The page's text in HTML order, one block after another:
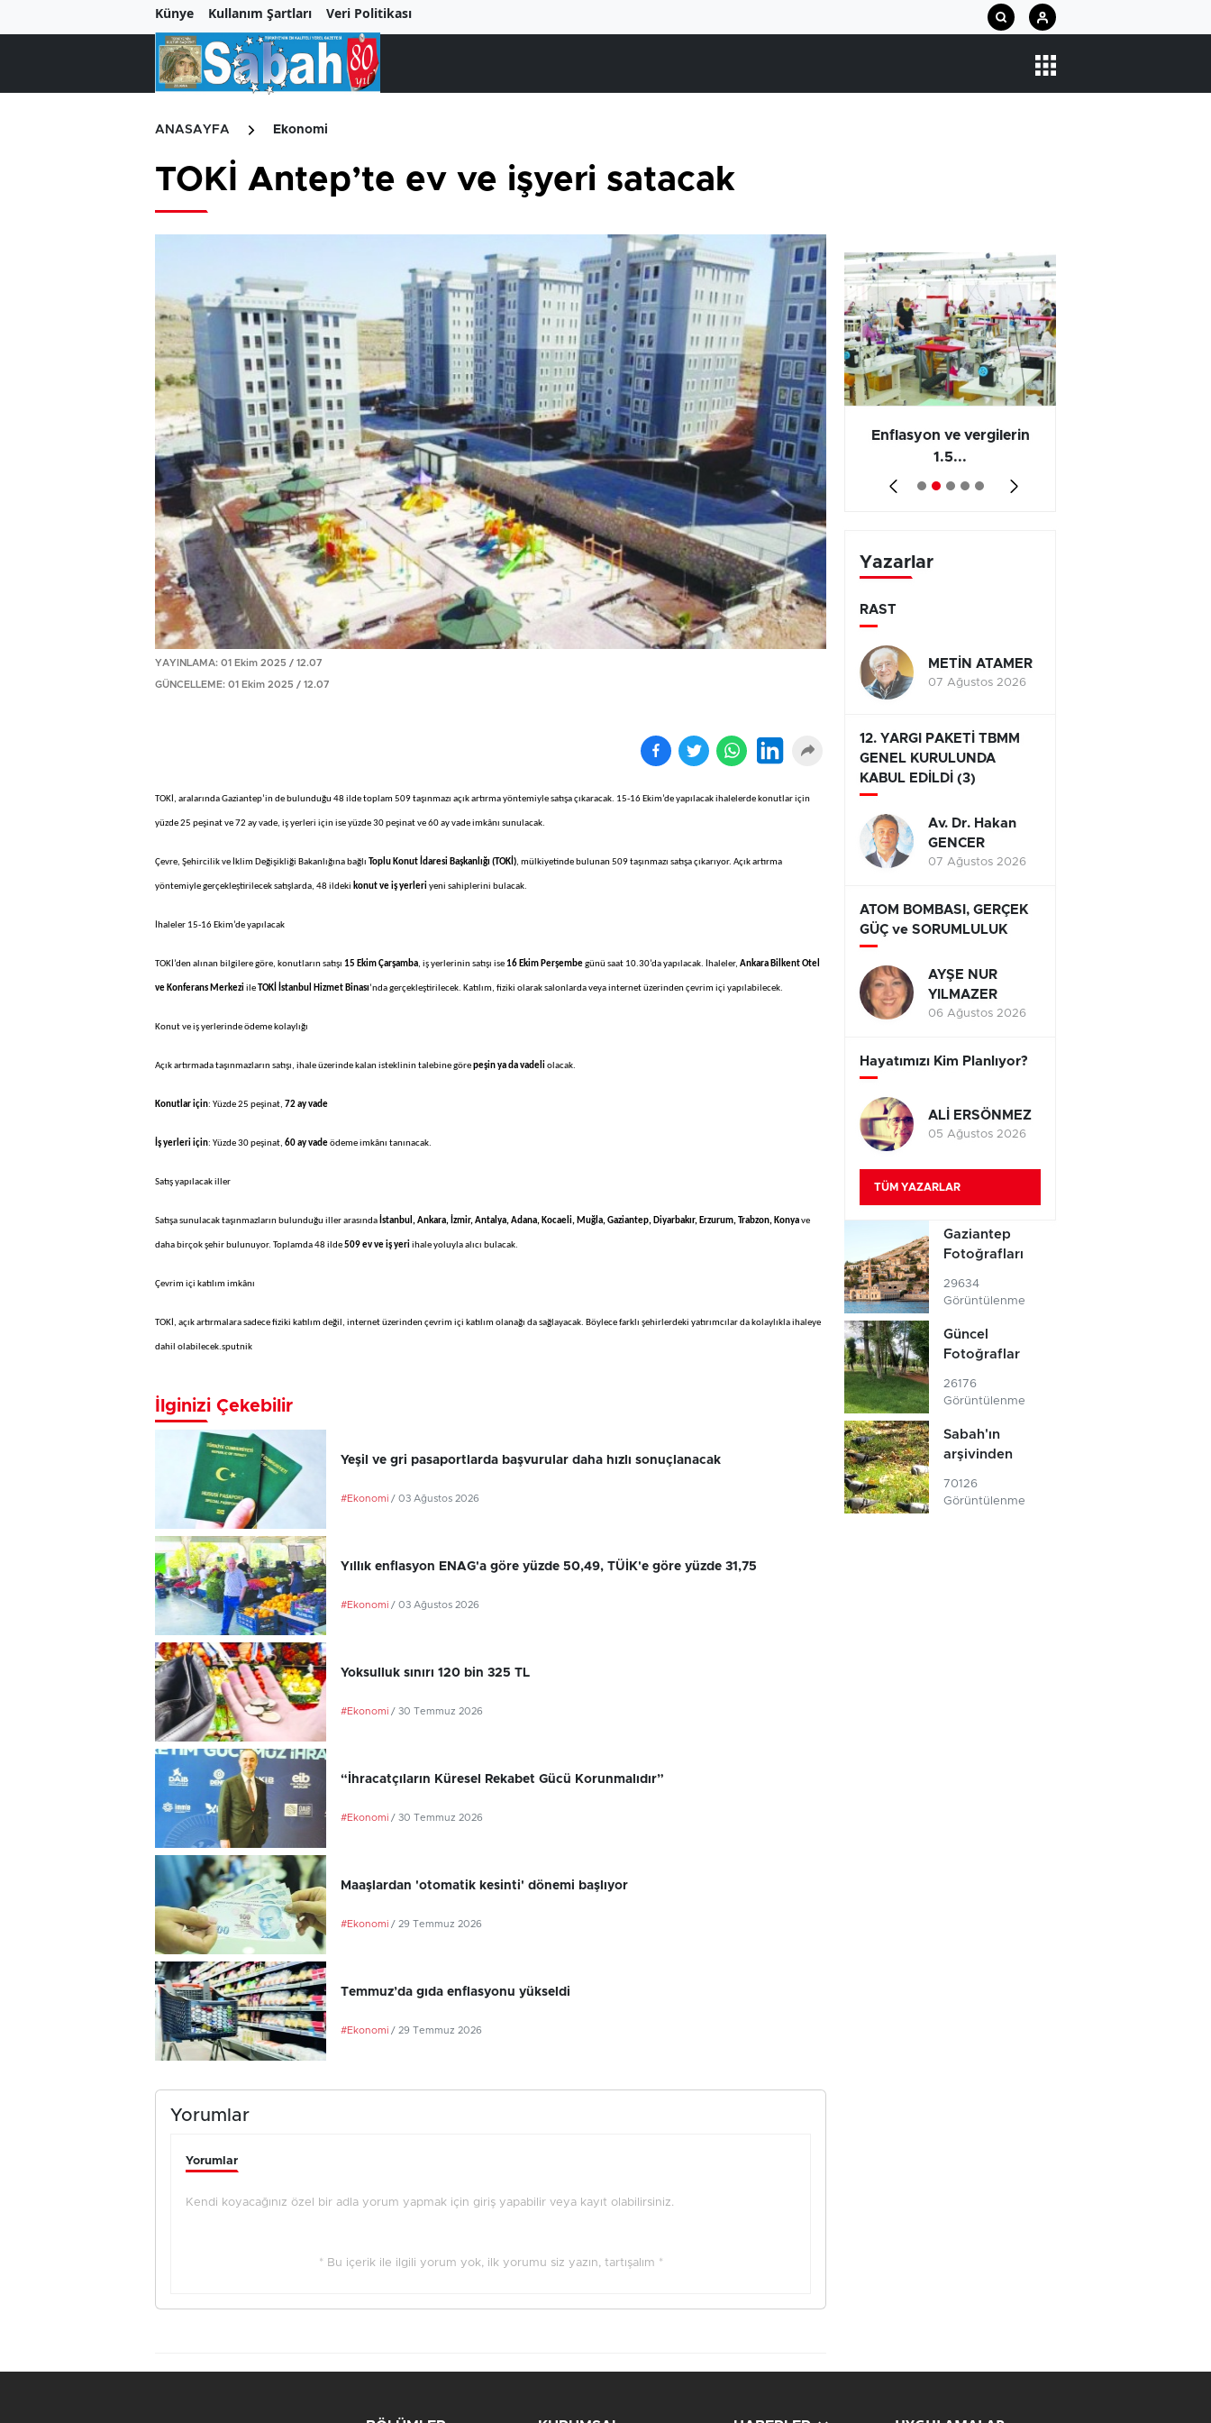
Künye Kullanım Şartları Veri Politikası
ANASAYFA Ekonomi
TOKİ Antep’te ev ve işyeri satacak
YAYINLAMA: 01 Ekim 2025 / 12.07
GÜNCELLEME: 01 Ekim 2025 / 12.07
TOKİ, aralarında Gaziantep’in de bulunduğu 48 ilde toplam 509 taşınmazı açık artırma yöntemiyle satışa çıkaracak. 15-16 Ekim’de yapılacak ihalelerde konutlar için
yüzde 25 peşinat ve 72 ay vade, iş yerleri için ise yüzde 30 peşinat ve 60 ay vade imkânı sunulacak.
Çevre, Şehircilik ve İklim Değişikliği Bakanlığına bağlı Toplu Konut İdaresi Başkanlığı (TOKİ), mülkiyetinde bulunan 509 taşınmazı satışa çıkarıyor. Açık artırma
yöntemiyle gerçekleştirilecek satışlarda, 48 ildeki konut ve iş yerleri yeni sahiplerini bulacak.
İhaleler 15-16 Ekim’de yapılacak
TOKİ’den alınan bilgilere göre, konutların satışı 15 Ekim Çarşamba, iş yerlerinin satışı ise 16 Ekim Perşembegünü saat 10.30’da yapılacak. İhaleler, Ankara Bilkent Otel
ve Konferans Merkezi ileTOKİ İstanbul Hizmet Binası’nda gerçekleştirilecek. Katılım, fiziki olarak salonlarda veya internet üzerinden çevrim içi yapılabilecek.
Konut ve iş yerlerinde ödeme kolaylığı
Açık artırmada taşınmazların satışı, ihale üzerinde kalan isteklinin talebine görepeşin ya da vadeli olacak.
Konutlar için: Yüzde 25 peşinat, 72 ay vade
İş yerleri için: Yüzde 30 peşinat, 60 ay vadeödeme imkânı tanınacak.
Satış yapılacak iller
Satışa sunulacak taşınmazların bulunduğu iller arasında İstanbul, Ankara, İzmir, Antalya, Adana, Kocaeli, Muğla, Gaziantep, Diyarbakır, Erzurum, Trabzon, Konyave
daha birçok şehir bulunuyor. Toplamda 48 ilde509 ev ve iş yeri ihale yoluyla alıcı bulacak.
Çevrim içi katılım imkânı
TOKİ, açık artırmalara sadece fiziki katılım değil, internet üzerinden çevrim içi katılım olanağı da sağlayacak. Böylece farklı şehirlerdeki yatırımcılar da kolaylıkla ihaleye
dahil olabilecek.sputnik
İlginizi Çekebilir
Yeşil ve gri pasaportlarda başvurular daha hızlı sonuçlanacak
#Ekonomi / 03 Ağustos 2026
Yıllık enflasyon ENAG'a göre yüzde 50,49, TÜİK'e göre yüzde 31,75
#Ekonomi / 03 Ağustos 2026
Yoksulluk sınırı 120 bin 325 TL
#Ekonomi / 30 Temmuz 2026
“İhracatçıların Küresel Rekabet Gücü Korunmalıdır”
#Ekonomi / 30 Temmuz 2026
Maaşlardan 'otomatik kesinti' dönemi başlıyor
#Ekonomi / 29 Temmuz 2026
Temmuz’da gıda enflasyonu yükseldi
#Ekonomi / 29 Temmuz 2026
Yorumlar
Yorumlar
Kendi koyacağınız özel bir adla yorum yapmak için giriş yapabilir veya kayıt olabilirsiniz.
* Bu içerik ile ilgili yorum yok, ilk yorumu siz yazın, tartışalım *
Birçok uyku hastalığının
tan...
En ucuz sigara 120 TL, en
pa...
Enflasyon ve vergilerin
1.5...
Yazarlar
RAST
METİN ATAMER
07 Ağustos 2026
12. YARGI PAKETİ TBMM
GENEL KURULUNDA
KABUL EDİLDİ (3)
Av. Dr. Hakan
GENCER
07 Ağustos 2026
ATOM BOMBASI, GERÇEK
GÜÇ ve SORUMLULUK
AYŞE NUR
YILMAZER
06 Ağustos 2026
Hayatımızı Kim Planlıyor?
ALİ ERSÖNMEZ
05 Ağustos 2026
TÜM YAZARLAR
Gaziantep
Fotoğrafları
29634
Görüntülenme
Güncel
Fotoğraflar
26176
Görüntülenme
Sabah'ın
arşivinden
70126
Görüntülenme